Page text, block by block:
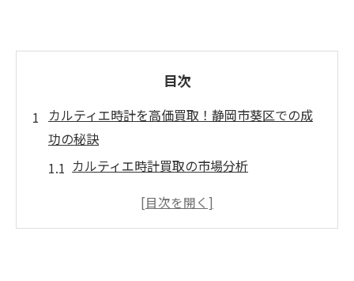
目次
カルティエ時計を高価買取！静岡市葵区での成
功の秘訣
カルティエ時計買取の市場分析
静岡市葵区での需要と供給のバランス